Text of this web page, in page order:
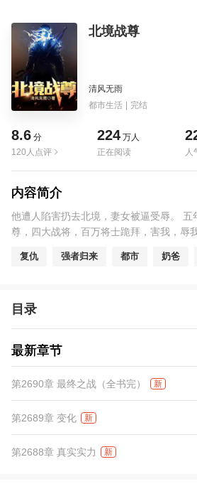
北境战尊
清风无雨
都市生活 | 完结
8.6 分
120人点评
224 万人
正在阅读
人
内容简介
他遭人陷害扔去北境，妻女被逼受辱。
尊，四大战将，百万将士跪拜，害我，辱
复仇 强者归来 都市 奶爸
目录
最新章节
第2690章 最终之战（全书完） 新
第2689章 变化 新
第2688章 真实实力 新